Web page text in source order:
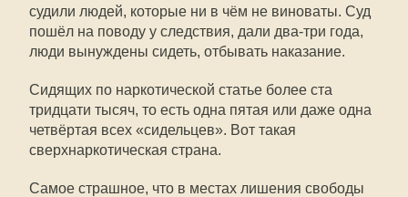
судили людей, которые ни в чём не виноваты. Суд
пошёл на поводу у следствия, дали два-три года,
люди вынуждены сидеть, отбывать наказание.
Сидящих по наркотической статье более ста
тридцати тысяч, то есть одна пятая или даже одна
четвёртая всех «сидельцев». Вот такая
сверхнаркотическая страна.
Самое страшное, что в местах лишения свободы